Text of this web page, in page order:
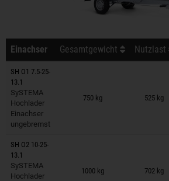
Einachser Gesamtgewicht Nutzlast
SH O1 7.5-25-
13.1
SySTEMA
Hochlader
Einachser
ungebremst
750 kg 525 kg
Anhänger auf Merkzettel
SH O2 10-25-
13.1
SySTEMA
Hochlader
1000 kg 702 kg
Anhänger auf Merkzettel